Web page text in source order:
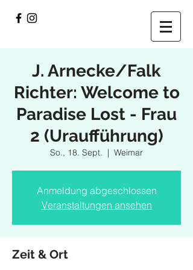
J. Arnecke/Falk
Richter: Welcome to
Paradise Lost - Frau
2 (Uraufführung)
So., 18. Sept.
  |
Weimar
Anmeldung abgeschlossen
Veranstaltungen ansehen
Zeit & Ort